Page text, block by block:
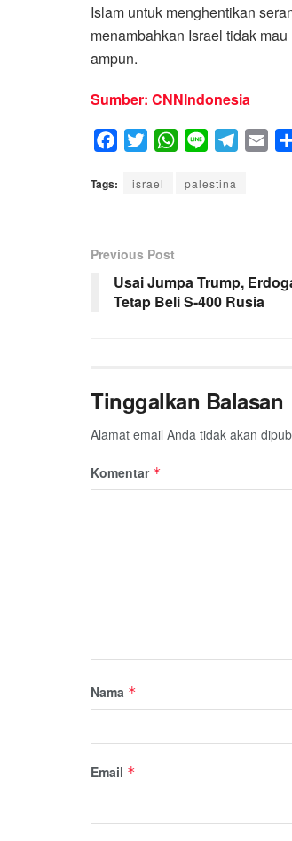
Islam untuk menghentikan
menambahkan Israel tidak
ampun.
Sumber: CNNIndonesia
o
o
k
i
e
r
W
a
p
p
n
a
m
Tags: israel palestina
Previous Post
Usai Jumpa Trump,
Tetap Beli S-400 Rusia
Tinggalkan Balasan
Alamat email Anda tidak akan
Komentar *
Nama *
Email *